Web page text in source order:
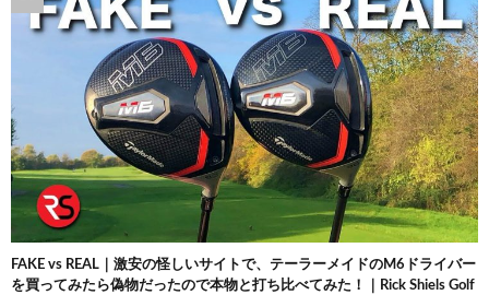
FAKE vs REAL｜激安の怪しいサイトで、テーラーメイドのM6ドライバー
を買ってみたら偽物だったので本物と打ち比べてみた！｜Rick Shiels Golf